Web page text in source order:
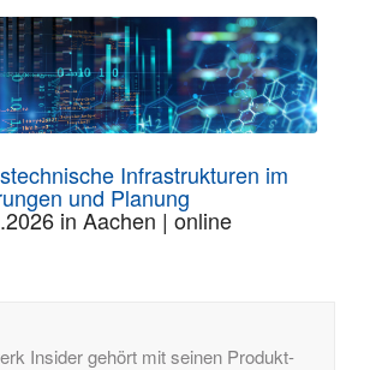
Infrastrukturen im
und Planung
in Aachen | online
Insider gehört mit seinen Produkt-